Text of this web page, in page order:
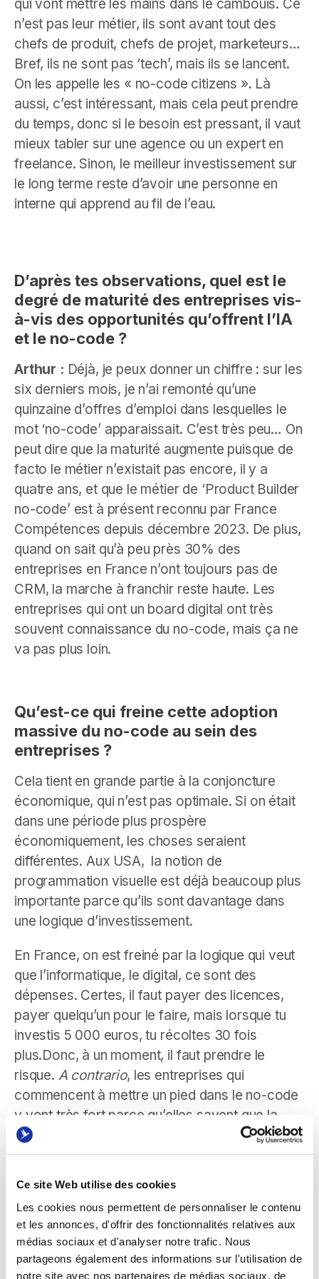
Ce site Web utilise des cookies
Les cookies nous permettent de personnaliser le contenu
et les annonces, d'offrir des fonctionnalités relatives aux
médias sociaux et d'analyser notre trafic. Nous
partageons également des informations sur l'utilisation de
notre site avec nos partenaires de médias sociaux, de
qui vont mettre les mains dans le cambouis. Ce
n’est pas leur métier, ils sont avant tout des
chefs de produit, chefs de projet, marketeurs…
Bref, ils ne sont pas ‘tech’, mais ils se lancent.
On les appelle les « no-code citizens ». Là
aussi, c’est intéressant, mais cela peut prendre
du temps, donc si le besoin est pressant, il vaut
mieux tabler sur une agence ou un expert en
freelance. Sinon, le meilleur investissement sur
le long terme reste d’avoir une personne en
interne qui apprend au fil de l’eau.
D’après tes observations, quel est le
degré de maturité des entreprises vis-
à-vis des opportunités qu’offrent l’IA
et le no-code ?
Arthur : Déjà, je peux donner un chiffre : sur les
six derniers mois, je n’ai remonté qu’une
quinzaine d’offres d’emploi dans lesquelles le
mot ‘no-code’ apparaissait. C’est très peu… On
peut dire que la maturité augmente puisque de
facto le métier n’existait pas encore, il y a
quatre ans, et que le métier de ‘Product Builder
no-code’ est à présent reconnu par France
Compétences depuis décembre 2023. De plus,
quand on sait qu’à peu près 30% des
entreprises en France n’ont toujours pas de
CRM, la marche à franchir reste haute. Les
entreprises qui ont un board digital ont très
souvent connaissance du no-code, mais ça ne
va pas plus loin.
Qu’est-ce qui freine cette adoption
massive du no-code au sein des
entreprises ?
Cela tient en grande partie à la conjoncture
économique, qui n’est pas optimale. Si on était
dans une période plus prospère
économiquement, les choses seraient
différentes. Aux USA, la notion de
programmation visuelle est déjà beaucoup plus
importante parce qu’ils sont davantage dans
une logique d’investissement.
En France, on est freiné par la logique qui veut
que l’informatique, le digital, ce sont des
dépenses. Certes, il faut payer des licences,
payer quelqu’un pour le faire, mais lorsque tu
investis 5 000 euros, tu récoltes 30 fois
plus.Donc, à un moment, il faut prendre le
risque. A contrario, les entreprises qui
commencent à mettre un pied dans le no-code
y vont très fort parce qu’elles savent que la
scalabilité est juste infinie. Ça ne leur coûte
quasiment rien et ça leur fait gagner de l’argent,
As-tu un exemple d’entreprise qui a su
tirer parti de no-code ?